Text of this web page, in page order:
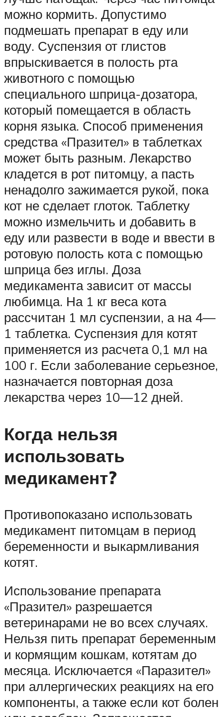
можно кормить. Допустимо
подмешать препарат в еду или
воду. Суспензия от глистов
впрыскивается в полость рта
животного с помощью
специального шприца-дозатора,
который помещается в область
корня языка. Способ применения
средства «Празител» в таблетках
может быть разным. Лекарство
кладется в рот питомцу, а пасть
ненадолго зажимается рукой, пока
кот не сделает глоток. Таблетку
можно измельчить и добавить в
еду или развести в воде и ввести в
ротовую полость кота с помощью
шприца без иглы. Доза
медикамента зависит от массы
любимца. На 1 кг веса кота
рассчитан 1 мл суспензии, а на 4—
1 таблетка. Суспензия для котят
применяется из расчета 0,1 мл на
100 г. Если заболевание серьезное,
назначается повторная доза
лекарства через 10—12 дней.
Когда нельзя
использовать
медикамент?
Противопоказано использовать
медикамент питомцам в период
беременности и выкармливания
котят.
Использование препарата
«Празител» разрешается
ветеринарами не во всех случаях.
Нельзя пить препарат беременным
и кормящим кошкам, котятам до
месяца. Исключается «Паразител»
при аллергических реакциях на его
компоненты, а также если кот болен